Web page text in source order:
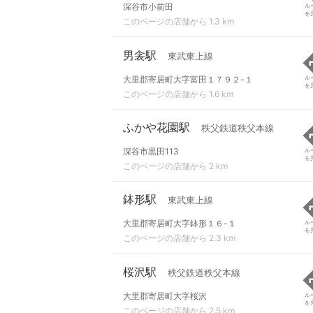
深谷市小前田
このページの店舗から 1.3 km
ル
を
男衾駅 東武東上線
大里郡寄居町大字富田１７９２-１
このページの店舗から 1.6 km
ル
を
ふかや花園駅 秩父鉄道秩父本線
深谷市黒田113
このページの店舗から 2 km
ル
を
鉢形駅 東武東上線
大里郡寄居町大字鉢形１６-１
このページの店舗から 2.3 km
ル
を
桜沢駅 秩父鉄道秩父本線
大里郡寄居町大字桜沢
このページの店舗から 2.5 km
ル
を